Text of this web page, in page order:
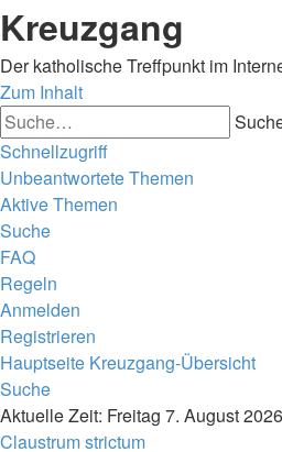
Kreuzgang
Der katholische Treffpunkt im
Zum Inhalt
Schnellzugriff
Unbeantwortete Themen
Aktive Themen
Suche
FAQ
Regeln
Anmelden
Registrieren
Hauptseite Kreuzgang-Übersicht
Suche
Aktuelle Zeit: Freitag 7. August
Claustrum strictum